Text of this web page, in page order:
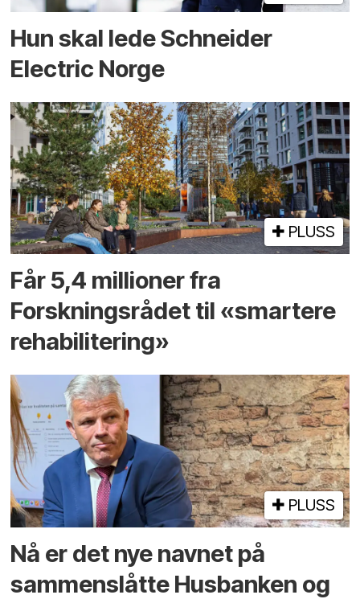
Hun skal lede Schneider
Electric Norge
PLUSS
Får 5,4 millioner fra
Forskningsrådet til «smartere
rehabilitering»
PLUSS
Nå er det nye navnet på
sammenslåtte Husbanken og